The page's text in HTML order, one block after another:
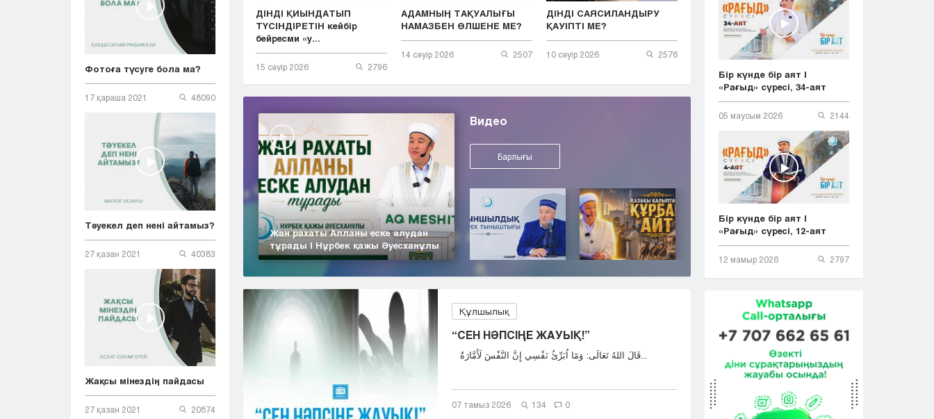
Фотоға түсуге бола ма?
17 қараша 2021 48090
Тәуекел деп нені айтамыз?
27 қазан 2021 40383
Жақсы мінездің пайдасы
27 қазан 2021 20874
ДІНДІ ҚИЫНДАТЫП
ТҮСІНДІРЕТІН кейбір
бейресми «у...
15 сәуір 2026 2796
АДАМНЫҢ ТАҚУАЛЫҒЫ
НАМАЗБЕН ӨЛШЕНЕ МЕ?
14 сәуір 2026 2507
ДІНДІ САЯСИЛАНДЫРУ
ҚАУІПТІ МЕ?
10 сәуір 2026 2576
Жан рахаты Алланы еске алудан
тұрады | Нұрбек қажы Әуесханұлы
Видео
Барлығы
Құлшылық
“СЕН НӘПСІҢЕ ЖАУЫҚ!”
قَالَ اللهُ تَعَالَى: وَمَٓا اُبَرِّئُ نَفْسِي إِنَّ النَّفْسَ لَأَمَّارَةٌ...
07 тамыз 2026 134 0
Бір күнде бір аят |
«Рағыд» сүресі, 34-аят
05 маусым 2026 2144
Бір күнде бір аят |
«Рағыд» сүресі, 12-аят
12 мамыр 2026 2797